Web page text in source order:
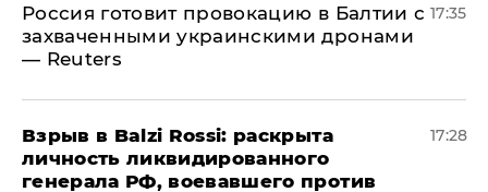
​Россия готовит провокацию в Балтии с
захваченными украинскими дронами
— Reuters
17:35
​Взрыв в Balzi Rossi: раскрыта
личность ликвидированного
генерала РФ, воевавшего против
17:28